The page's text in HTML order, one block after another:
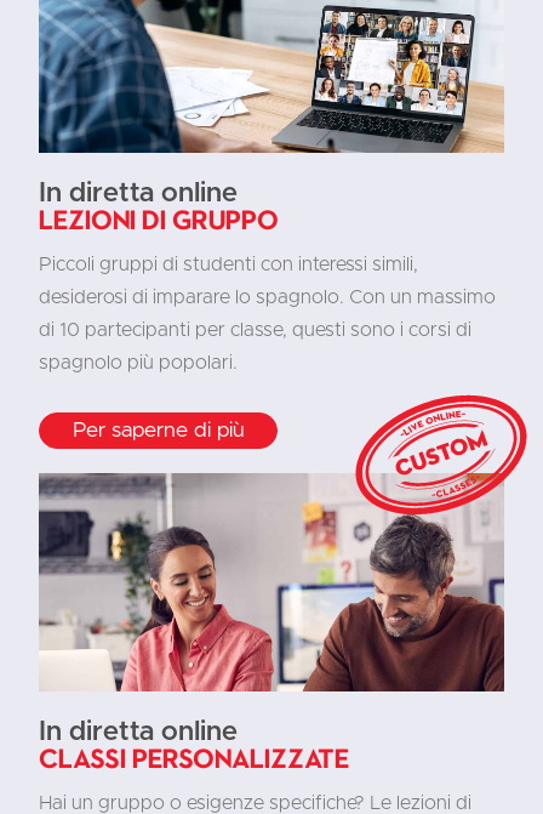
In diretta online
Lezioni di gruppo
Piccoli gruppi di studenti con interessi simili,
desiderosi di imparare lo spagnolo. Con un massimo
di 10 partecipanti per classe, questi sono i corsi di
spagnolo più popolari.
Per saperne di più
In diretta online
Classi personalizzate
Hai un gruppo o esigenze specifiche? Le lezioni di